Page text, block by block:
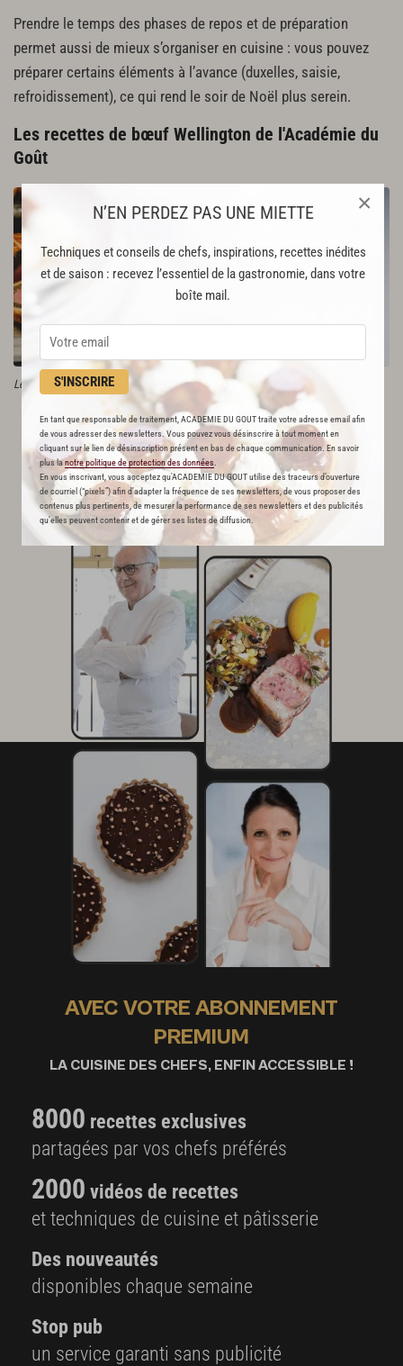
N’EN PERDEZ PAS UNE MIETTE
Techniques et conseils de chefs, inspirations, recettes inédites
et de saison : recevez l’essentiel de la gastronomie, dans votre
boîte mail.
S'INSCRIRE
En tant que responsable de traitement, ACADEMIE DU GOUT traite votre adresse email afin
de vous adresser des newsletters. Vous pouvez vous désinscrire à tout moment en
cliquant sur le lien de désinscription présent en bas de chaque communication. En savoir
plus lanotre politique de protection des données
En vous inscrivant, vous acceptez qu'ACADEMIE DU GOUT utilise des traceurs d’ouverture
de courriel (“pixels”) afin d’adapter la fréquence de ses newsletters, de vous proposer des
contenus plus pertinents, de mesurer la performance de ses newsletters et des publicités
qu’elles peuvent contenir et de gérer ses listes de diffusion.
×
Prendre le temps des phases de repos et de préparation
permet aussi de mieux s’organiser en cuisine : vous pouvez
préparer certains éléments à l’avance (duxelles, saisie,
refroidissement), ce qui rend le soir de Noël plus serein.
Les recettes de bœuf Wellington de l'Académie du
Goût
Le boeuf wellington traditionnel
Filet de bœuf à la façon d’un
wellington, essence de truffe d'Alain
Ducasse
AVEC VOTRE ABONNEMENT
PREMIUM
LA CUISINE DES CHEFS, ENFIN ACCESSIBLE !
8000 recettes exclusives
partagées par vos chefs préférés
2000 vidéos de recettes
et techniques de cuisine et pâtisserie
Des nouveautés
disponibles chaque semaine
Stop pub
un service garanti sans publicité